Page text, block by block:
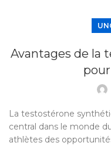
Avantages de la
La testostérone
central dans le monde
athlètes des